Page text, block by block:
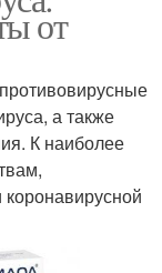
от
а также
К наиболее